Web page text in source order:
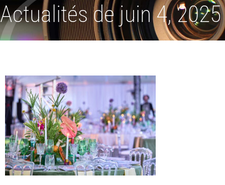
Actualités de juin 4, 2025